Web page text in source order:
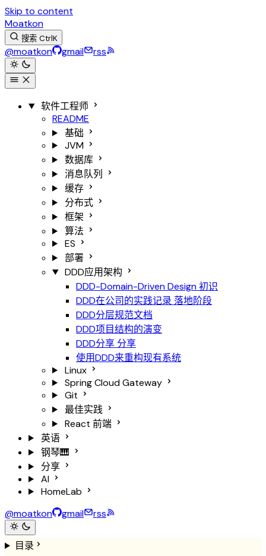
Skip to content
Moatkon
搜索 CtrlK
@moatkon gmail rss
软件工程师
README
基础
JVM
数据库
消息队列
缓存
分布式
框架
算法
ES
部署
DDD应用架构
DDD-Domain-Driven Design初识
DDD在公司的实践记录 落地阶段
DDD分层规范文档
DDD项目结构的演变
DDD分享 分享
使用DDD来重构现有系统
Linux
Spring Cloud Gateway
Git
最佳实践
React 前端
英语
钢琴🎹
分享
AI
HomeLab
@moatkon
gmail rss
目录